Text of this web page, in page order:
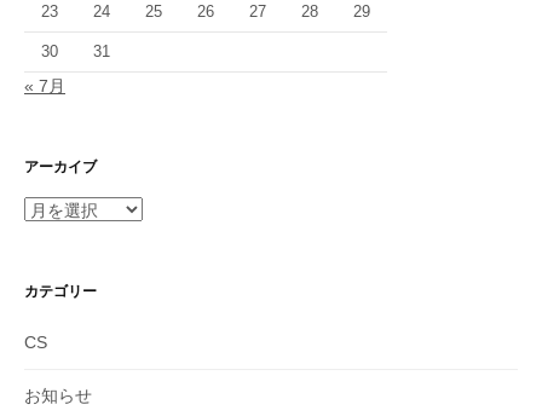
23 24 25 26 27 28 29
30 31
« 7月
アーカイブ
ア
イ
カテゴリー
CS
お知らせ